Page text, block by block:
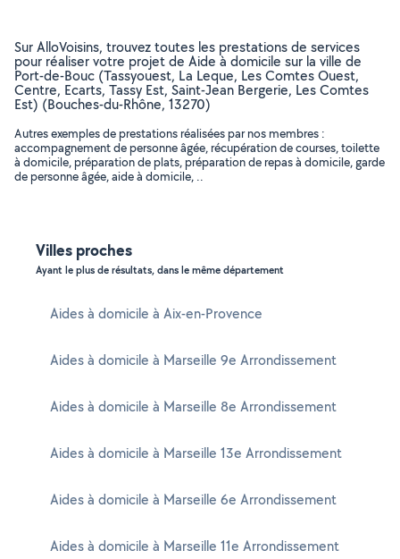
Sur AlloVoisins, trouvez toutes les prestations de services
pour réaliser votre projet de Aide à domicile sur la ville de
Port-de-Bouc (Tassyouest, La Leque, Les Comtes Ouest,
Centre, Ecarts, Tassy Est, Saint-Jean Bergerie, Les Comtes
Est) (Bouches-du-Rhône, 13270)
Autres exemples de prestations réalisées par nos membres :
accompagnement de personne âgée, récupération de courses, toilette
à domicile, préparation de plats, préparation de repas à domicile, garde
de personne âgée, aide à domicile, ..
Villes proches
Ayant le plus de résultats, dans le même département
Aides à domicile à Aix-en-Provence
Aides à domicile à Marseille 9e Arrondissement
Aides à domicile à Marseille 8e Arrondissement
Aides à domicile à Marseille 13e Arrondissement
Aides à domicile à Marseille 6e Arrondissement
Aides à domicile à Marseille 11e Arrondissement